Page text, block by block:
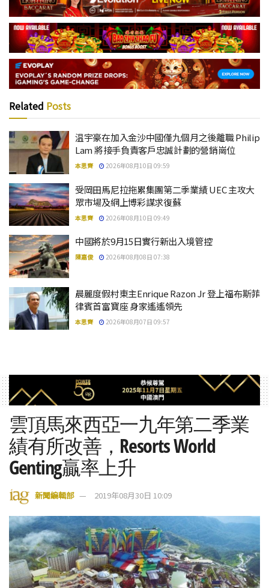
Related Posts
温宇豪在加入金沙中國僅九個月之後離職 Philip
Lam 將接手負責客戶忠誠計劃的營銷崗位
本思齊 2026年08月10日 09:59
受岡田馬尼拉拖累集團第二季業績 UEC 主攻大
眾市場及網上博彩謀求復蘇
本思齊 2026年08月10日 09:49
中國將於9月15日實行新出入境管控
陳嘉俊 2026年08月08日 07:38
晨麗度假村東主Enrique Razon Jr 登上福布斯菲
律賓首富寶座 身家遙遙領先
本思齊 2026年08月07日 09:57
雲頂馬來西亞一九年第二季業
績有所改善，Resorts World
Genting贏率上升
新聞編輯部 2019年08月30日 10:09